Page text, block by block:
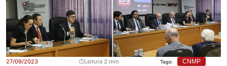
27/09/2023 Leitura 2 min Tags: CNMP